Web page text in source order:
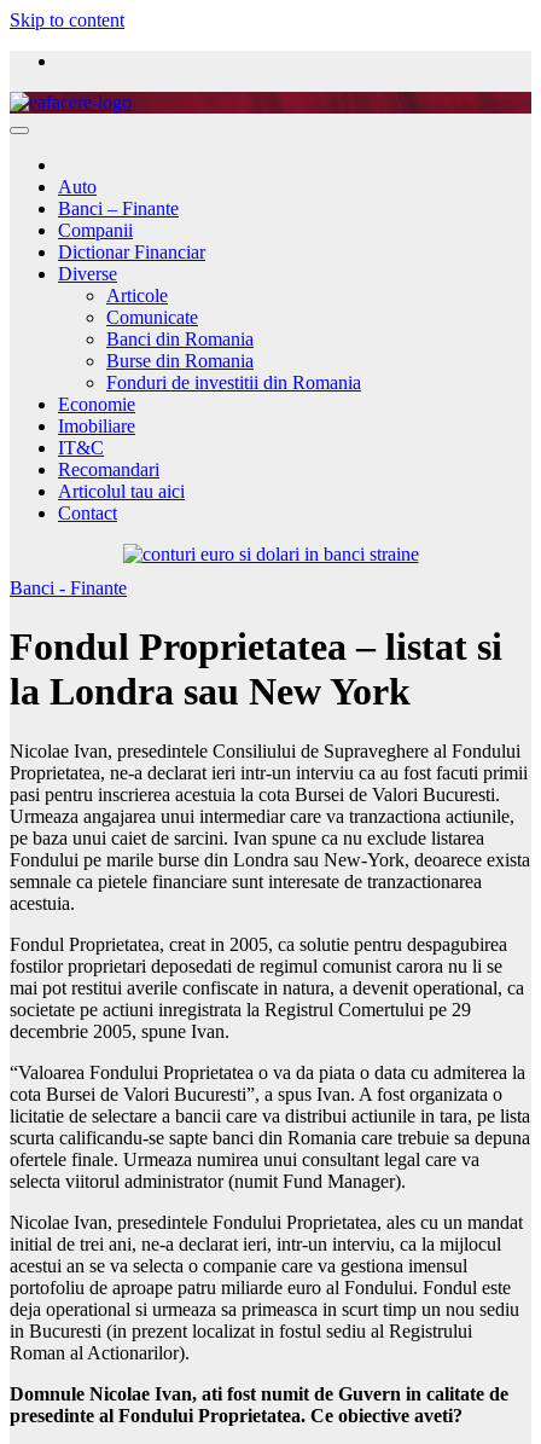
Skip to content
Auto
Banci – Finante
Companii
Dictionar Financiar
Diverse
Articole
Comunicate
Banci din Romania
Burse din Romania
Fonduri de investitii din Romania
Economie
Imobiliare
IT&C
Recomandari
Articolul tau aici
Contact
Banci - Finante
Fondul Proprietatea – listat si
la Londra sau New York
Nicolae Ivan, presedintele Consiliului de Supraveghere al Fondului
Proprietatea, ne-a declarat ieri intr-un interviu ca au fost facuti primii
pasi pentru inscrierea acestuia la cota Bursei de Valori Bucuresti.
Urmeaza angajarea unui intermediar care va tranzactiona actiunile,
pe baza unui caiet de sarcini. Ivan spune ca nu exclude listarea
Fondului pe marile burse din Londra sau New-York, deoarece exista
semnale ca pietele financiare sunt interesate de tranzactionarea
acestuia.
Fondul Proprietatea, creat in 2005, ca solutie pentru despagubirea
fostilor proprietari deposedati de regimul comunist carora nu li se
mai pot restitui averile confiscate in natura, a devenit operational, ca
societate pe actiuni inregistrata la Registrul Comertului pe 29
decembrie 2005, spune Ivan.
“Valoarea Fondului Proprietatea o va da piata o data cu admiterea la
cota Bursei de Valori Bucuresti”, a spus Ivan. A fost organizata o
licitatie de selectare a bancii care va distribui actiunile in tara, pe lista
scurta calificandu-se sapte banci din Romania care trebuie sa depuna
ofertele finale. Urmeaza numirea unui consultant legal care va
selecta viitorul administrator (numit Fund Manager).
Nicolae Ivan, presedintele Fondului Proprietatea, ales cu un mandat
initial de trei ani, ne-a declarat ieri, intr-un interviu, ca la mijlocul
acestui an se va selecta o companie care va gestiona imensul
portofoliu de aproape patru miliarde euro al Fondului. Fondul este
deja operational si urmeaza sa primeasca in scurt timp un nou sediu
in Bucuresti (in prezent localizat in fostul sediu al Registrului
Roman al Actionarilor).
Domnule Nicolae Ivan, ati fost numit de Guvern in calitate de
presedinte al Fondului Proprietatea. Ce obiective aveti?